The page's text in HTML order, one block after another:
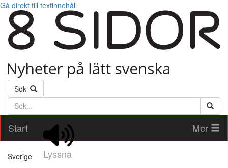
Gå direkt till textinnehåll
Sök
Söktext
Start
Lyssna
Mer
Sverige